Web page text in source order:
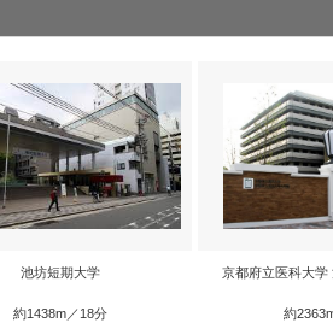
池坊短期大学
約1438m／18分
京都府立医科大学
約